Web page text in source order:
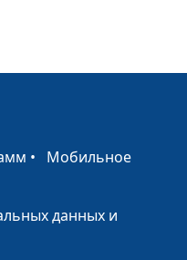
• Мобильное
данных и